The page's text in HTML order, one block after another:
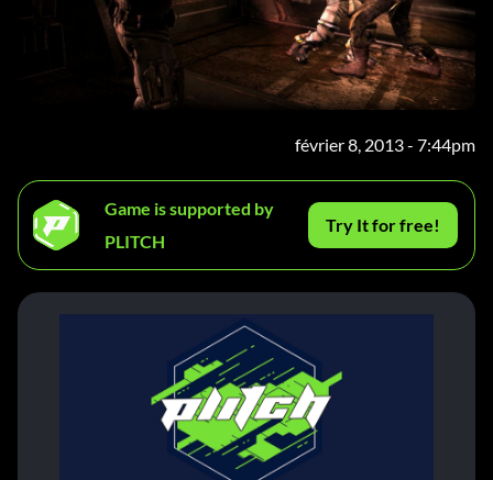
février 8, 2013 - 7:44pm
Game is supported by
PLITCH
Try It for free!